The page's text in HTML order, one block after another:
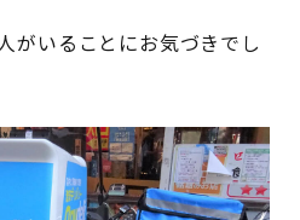
がいることにお気づきでし